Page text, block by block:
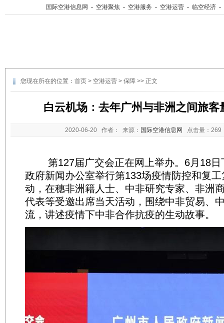
国际空港信息网 - 空港聚焦 - 空港服务 - 空港运营 - 临空经济 -
您现在所在的位置： 首页 > 空港运营 > 保障 >> 正文
白云机场：去年广州与非洲之间旅客
2020-06-20 作者： 来源： 国际空港信息网 点击量：
第127届广交会正在网上举办。6月18日
政府新闻办公室举行第133场疫情防控和复
动，在穗非洲籍人士、中非研究专家、非洲
代表等受邀出席当天活动，围绕中非贸易、
流，讲述疫情下中非合作抗疫的生动故事。